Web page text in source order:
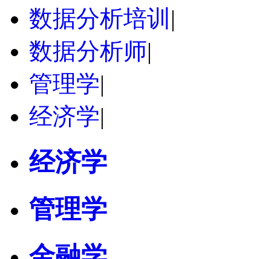
数据分析培训 |
数据分析师|
管理学|
经济学|
经济学
管理学